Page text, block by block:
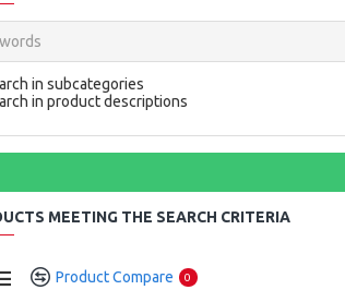
in subcategories
in product descriptions
MEETING THE SEARCH CRITERIA
Product Compare 0